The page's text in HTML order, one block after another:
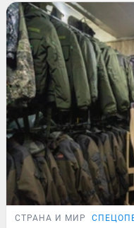
СТРАНА И МИР